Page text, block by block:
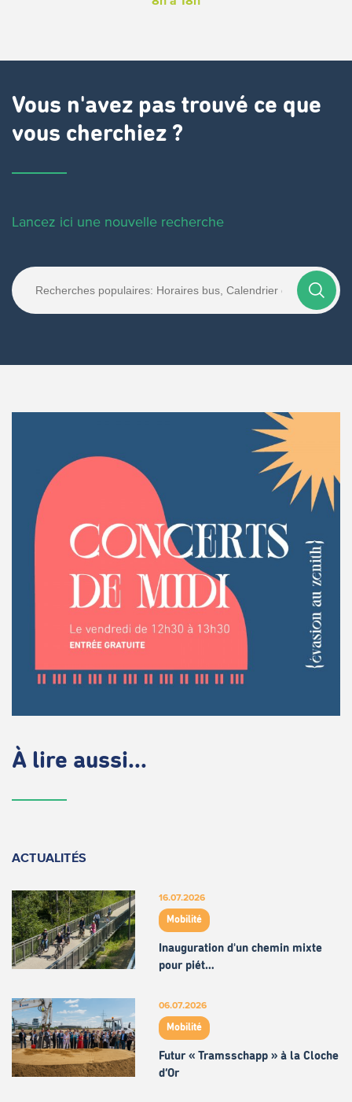
Vous n'avez pas trouvé ce que
vous cherchiez ?
Lancez ici une nouvelle recherche
À lire aussi...
ACTUALITÉS
16.07.2026
Mobilité
Inauguration d'un chemin mixte
pour piét…
06.07.2026
Mobilité
Futur « Tramsschapp » à la Cloche
d’Or